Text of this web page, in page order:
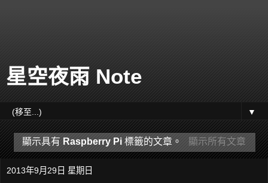
星空夜雨 Note
▼
顯示具有 Raspberry Pi 標籤的文章。 顯示所有文章
2013年9月29日 星期日